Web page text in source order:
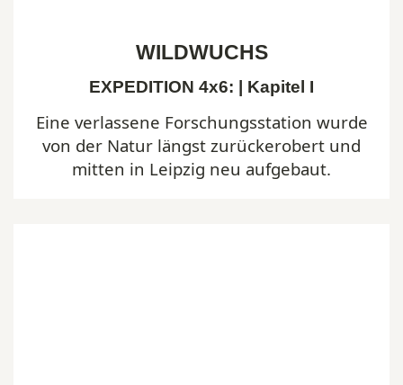
WILDWUCHS
EXPEDITION 4x6: | Kapitel I
Eine verlassene Forschungsstation wurde
von der Natur längst zurückerobert und
mitten in Leipzig neu aufgebaut.